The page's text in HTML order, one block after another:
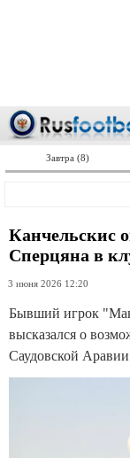
Завтра (8)
Канчельскис
Сперцяна в
3 июня 2026 12:20
Бывший игрок
высказался о
Саудовской